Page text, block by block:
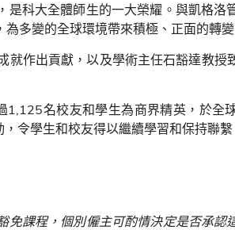
是科大全體師生的一大榮耀。與凱格洛
多變的全球環境帶來積極、正面的轉變
作出貢獻，以及學術主任石豁達教授
1,125名校友和學生為商界精英，於全
令學生和校友得以繼續學習和保持聯繫
免課程，個別僱主可酌情決定是否承認